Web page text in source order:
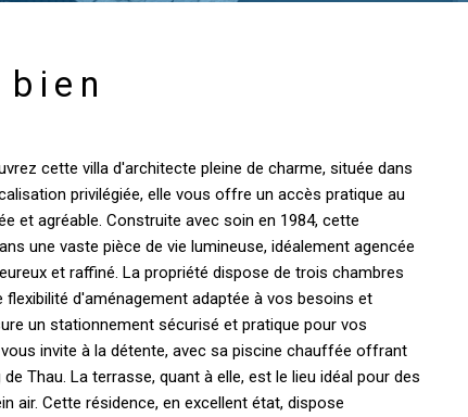
cette villa d'architecte pleine de charme, située dans
privilégiée, elle vous offre un accès pratique au
et agréable. Construite avec soin en 1984, cette
une vaste pièce de vie lumineuse, idéalement agencée
et raffiné. La propriété dispose de trois chambres
d'aménagement adaptée à vos besoins et
un stationnement sécurisé et pratique pour vos
invite à la détente, avec sa piscine chauffée offrant
Thau. La terrasse, quant à elle, est le lieu idéal pour des
air. Cette résidence, en excellent état, dispose